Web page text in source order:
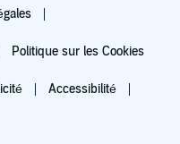
Politique sur les Cookies
Accessibilité